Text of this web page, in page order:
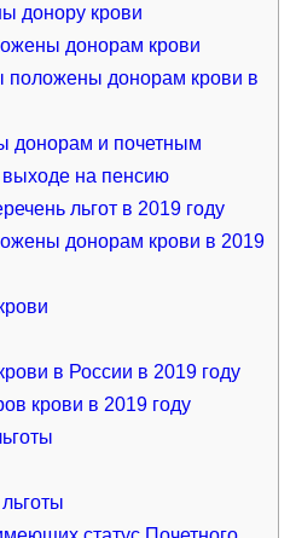
донору крови
донорам крови
положены донорам крови в
донорам и почетным
на пенсию
льгот в 2019 году
донорам крови в 2019
в России в 2019 году
крови в 2019 году